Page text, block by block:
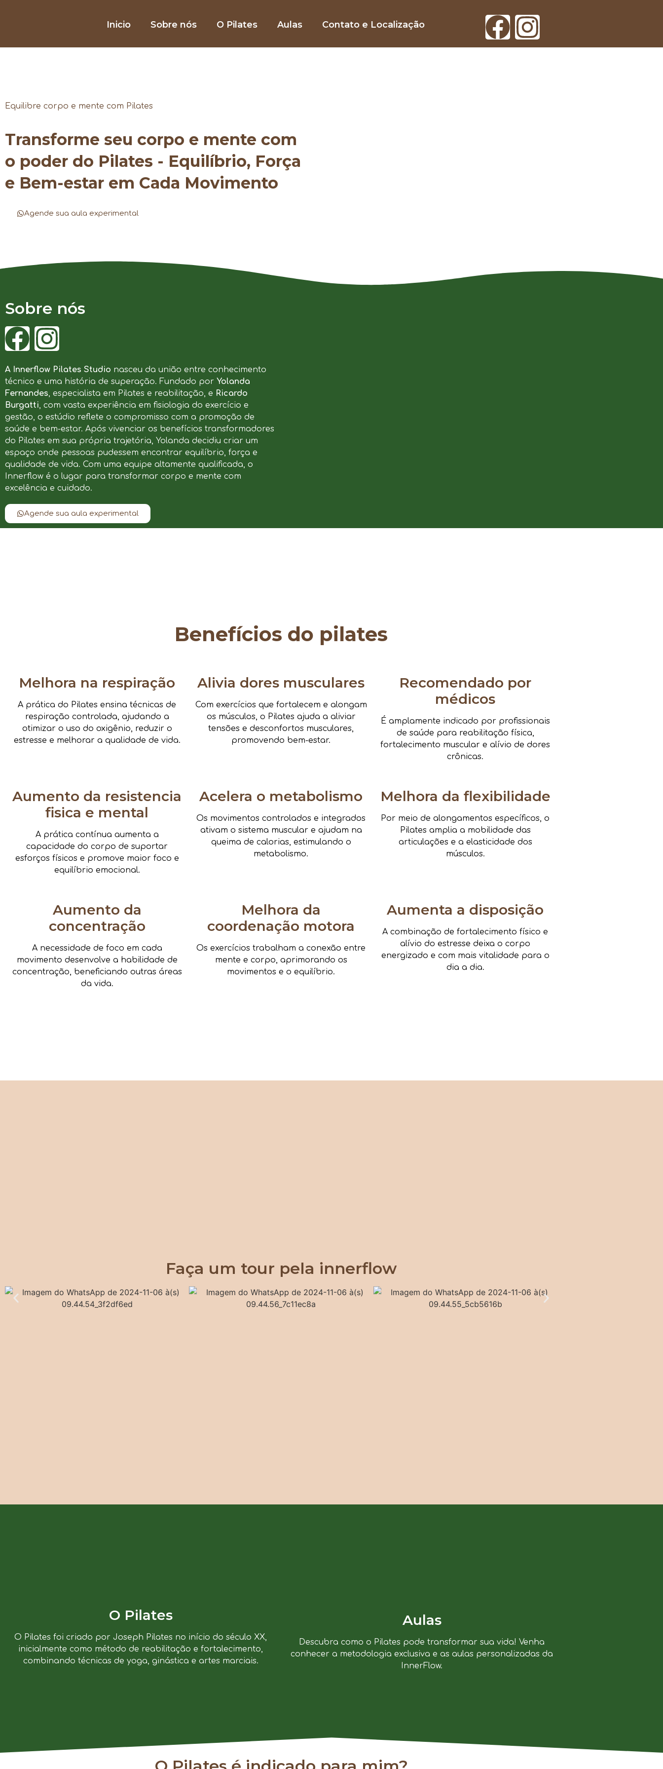
Inicio Sobre nós O Pilates Aulas Contato e Localização
Equilibre corpo e mente com Pilates
Transforme seu corpo e mente com
o poder do Pilates - Equilíbrio, Força
e Bem-estar em Cada Movimento
Agende sua aula experimental
Sobre nós
A Innerflow Pilates Studio nasceu da união entre conhecimento
técnico e uma história de superação. Fundado por Yolanda
Fernandes, especialista em Pilates e reabilitação, e Ricardo
Burgatti, com vasta experiência em fisiologia do exercício e
gestão, o estúdio reflete o compromisso com a promoção de
saúde e bem-estar. Após vivenciar os benefícios transformadores
do Pilates em sua própria trajetória, Yolanda decidiu criar um
espaço onde pessoas pudessem encontrar equilíbrio, força e
qualidade de vida. Com uma equipe altamente qualificada, o
Innerflow é o lugar para transformar corpo e mente com
excelência e cuidado.
Agende sua aula experimental
Benefícios do pilates
Melhora na respiração
A prática do Pilates ensina técnicas de
respiração controlada, ajudando a
otimizar o uso do oxigênio, reduzir o
estresse e melhorar a qualidade de vida.
Alivia dores musculares
Com exercícios que fortalecem e alongam
os músculos, o Pilates ajuda a aliviar
tensões e desconfortos musculares,
promovendo bem-estar.
Recomendado por
médicos
É amplamente indicado por profissionais
de saúde para reabilitação física,
fortalecimento muscular e alívio de dores
crônicas.
Aumento da resistencia
fisica e mental
A prática contínua aumenta a
capacidade do corpo de suportar
esforços físicos e promove maior foco e
equilíbrio emocional.
Acelera o metabolismo
Os movimentos controlados e integrados
ativam o sistema muscular e ajudam na
queima de calorias, estimulando o
metabolismo.
Melhora da flexibilidade
Por meio de alongamentos específicos, o
Pilates amplia a mobilidade das
articulações e a elasticidade dos
músculos.
Aumento da
concentração
A necessidade de foco em cada
movimento desenvolve a habilidade de
concentração, beneficiando outras áreas
da vida.
Melhora da
coordenação motora
Os exercícios trabalham a conexão entre
mente e corpo, aprimorando os
movimentos e o equilíbrio.
Aumenta a disposição
A combinação de fortalecimento físico e
alívio do estresse deixa o corpo
energizado e com mais vitalidade para o
dia a dia.
Faça um tour pela innerflow
O Pilates
O Pilates foi criado por Joseph Pilates no início do século XX,
inicialmente como método de reabilitação e fortalecimento,
combinando técnicas de yoga, ginástica e artes marciais.
Aulas
Descubra como o Pilates pode transformar sua vida! Venha
conhecer a metodologia exclusiva e as aulas personalizadas da
InnerFlow.